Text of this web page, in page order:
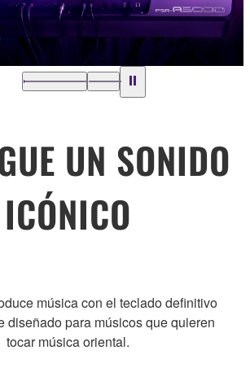
UN SONIDO
ICÓNICO
música con el teclado definitivo
diseñado para músicos que quieren
tocar música oriental.